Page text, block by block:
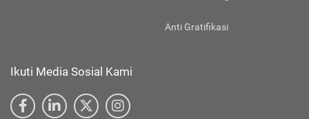
Anti Gratifikasi
Ikuti Media Sosial Kami